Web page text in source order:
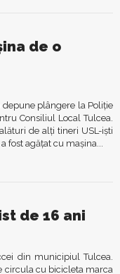
de o
depune plângere la Poliţie
Consiliul Local Tulcea.
de alţi tineri USL-işti
fost agăţat cu maşina...
de 16 ani
din municipiul Tulcea.
circula cu bicicleta marca